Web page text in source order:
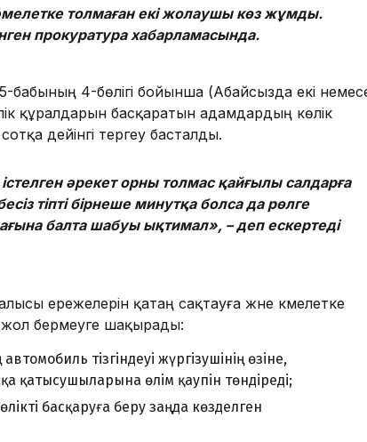
толмаған екі жолаушы көз жұмды.
прокуратура хабарламасында.
4-бөлігі бойынша (Абайсызда екi
құралдарын басқаратын адамдардың көлiк
дейінгі тергеу басталды.
әрекет орны толмас қайғылы салдарға
тіпті бірнеше минутқа болса да рөлге
балта шабуы ықтимал», – деп ескертеді
ережелерін қатаң сақтауға және кәмелетке
жол бермеуге шақырады:
тізгіндеуі жүргізушінің өзіне,
өлім қаупін төндіреді;
басқаруға беру заңда көзделген